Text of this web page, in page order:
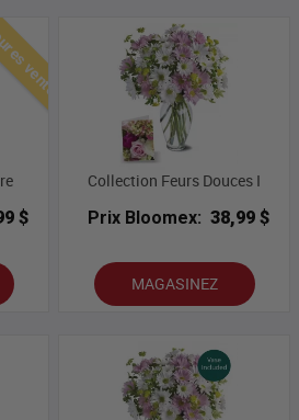
$
Collection Feurs Douces I
Prix Bloomex: 38,99 $
MAGASINEZ